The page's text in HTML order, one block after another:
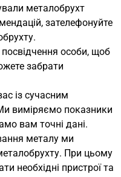
металобрухт
зателефонуйте
особи, щоб
забрати
із сучасним
виміряємо показники
вам точні дані.
металу ми
При цьому
необхідні пристрої та